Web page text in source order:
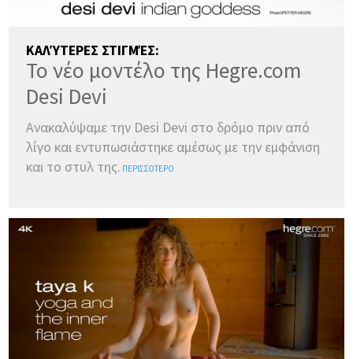
ΚΑΛΎΤΕΡΕΣ ΣΤΙΓΜΈΣ:
Το νέο μοντέλο της Hegre.com
Desi Devi
Ανακαλύψαμε την Desi Devi στο δρόμο πριν από
λίγο και εντυπωσιάστηκε αμέσως με την εμφάνιση
και το στυλ της. ΠΕΡΙΣΣΌΤΕΡΟ